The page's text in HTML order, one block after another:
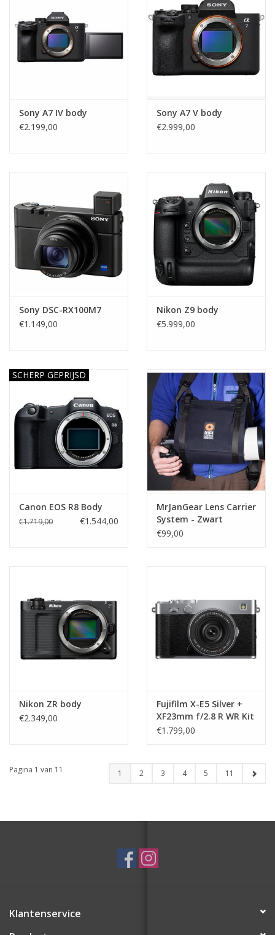
Sony A7 IV body
€2.199,00
Sony A7 V body
€2.999,00
Sony DSC-RX100M7
€1.149,00
Nikon Z9 body
€5.999,00
SCHERP GEPRIJSD
Canon EOS R8 Body
€1.719,00 €1.544,00
MrJanGear Lens Carrier
System - Zwart
€99,00
Nikon ZR body
€2.349,00
Fujifilm X-E5 Silver +
XF23mm f/2.8 R WR Kit
€1.799,00
Pagina 1 van 11 1 2 3 4 5 11
Klantenservice